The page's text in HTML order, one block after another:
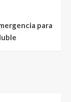
para